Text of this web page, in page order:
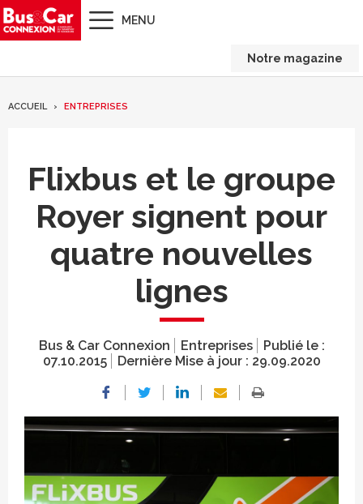
MENU
Notre magazine
ACCUEIL ENTREPRISES
Flixbus et le groupe
Royer signent pour
quatre nouvelles
lignes
Bus & Car Connexion Entreprises
Publié le :
07.10.2015
Dernière Mise à jour : 29.09.2020